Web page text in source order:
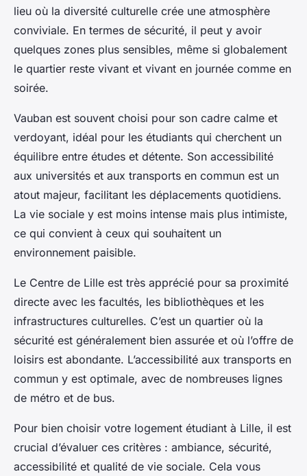
lieu où la diversité culturelle crée une atmosphère
conviviale. En termes de sécurité, il peut y avoir
quelques zones plus sensibles, même si globalement
le quartier reste vivant et vivant en journée comme en
soirée.
Vauban est souvent choisi pour son cadre calme et
verdoyant, idéal pour les étudiants qui cherchent un
équilibre entre études et détente. Son accessibilité
aux universités et aux transports en commun est un
atout majeur, facilitant les déplacements quotidiens.
La vie sociale y est moins intense mais plus intimiste,
ce qui convient à ceux qui souhaitent un
environnement paisible.
Le Centre de Lille est très apprécié pour sa proximité
directe avec les facultés, les bibliothèques et les
infrastructures culturelles. C’est un quartier où la
sécurité est généralement bien assurée et où l’offre de
loisirs est abondante. L’accessibilité aux transports en
commun y est optimale, avec de nombreuses lignes
de métro et de bus.
Pour bien choisir votre logement étudiant à Lille, il est
crucial d’évaluer ces critères : ambiance, sécurité,
accessibilité et qualité de vie sociale. Cela vous